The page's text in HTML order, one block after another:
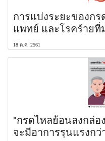
การแบ่งระยะของก
แพทย์ และโรคร้าย
18 ต.ค. 2561
"กรดไหลย้อนลงกล่อ
จะมีอาการรุนแรงก